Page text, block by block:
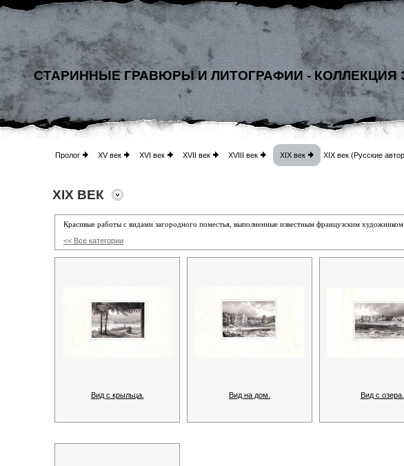
СТАРИННЫЕ ГРАВЮРЫ И ЛИТОГРАФИИ - КОЛЛЕКЦИЯ
Пролог XV век XVI век XVII век XVIII век XIX век XIX век (Русские
XIX ВЕК
Красивые работы с видами загородного поместья, выполненные известным французским
<< Все категории
Вид с крыльца. Вид на дом. Вид с озера.